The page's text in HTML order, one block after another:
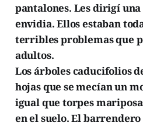
pantalones. Les dirigí
envidia. Ellos estaban
terribles problemas que
adultos.
Los árboles caducifolios
hojas que se mecían un
igual que torpes
en el suelo. El barrendero